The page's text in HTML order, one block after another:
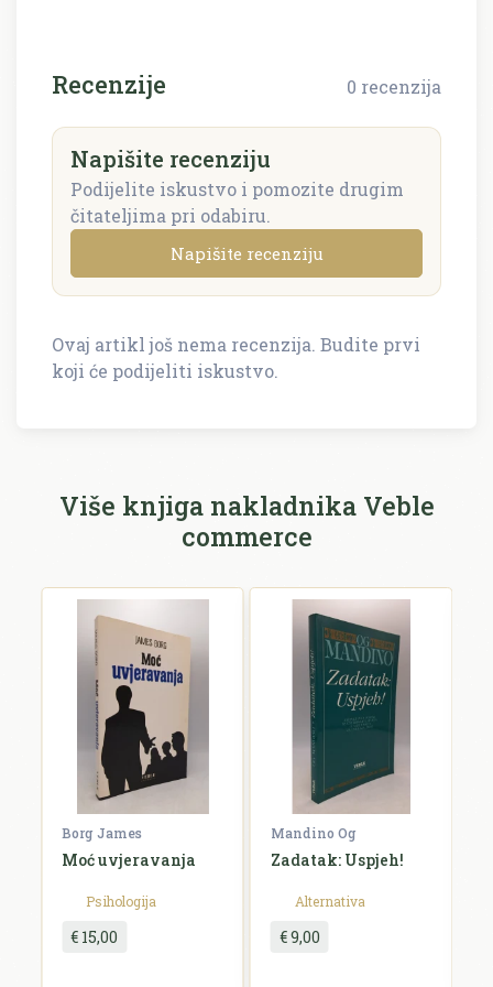
Recenzije 0 recenzija
Napišite recenziju
Podijelite iskustvo i pomozite drugim
čitateljima pri odabiru.
Napišite recenziju
Napišite recenziju
E-mail se ne prikazuje javno.
Ocjena *
Komentar *
Ovaj artikl još nema recenzija. Budite prvi
koji će podijeliti iskustvo.
Više knjiga nakladnika Veble
commerce
Borg James
Moć uvjeravanja
Psihologija
€ 15,00
Mandino Og
Zadatak: Uspjeh!
Alternativa
€ 9,00